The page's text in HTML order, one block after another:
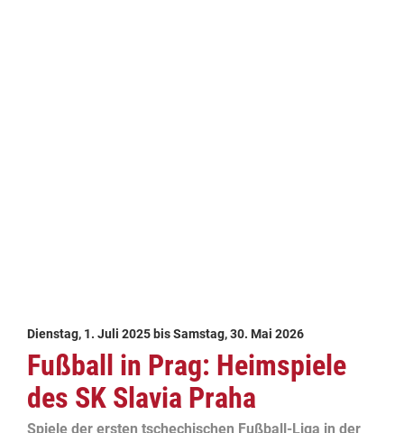
Dienstag, 1. Juli 2025 bisSamstag, 30. Mai 2026
Fußball in Prag: Heimspiele
des SK Slavia Praha
Spiele der ersten tschechischen Fußball-Liga in der